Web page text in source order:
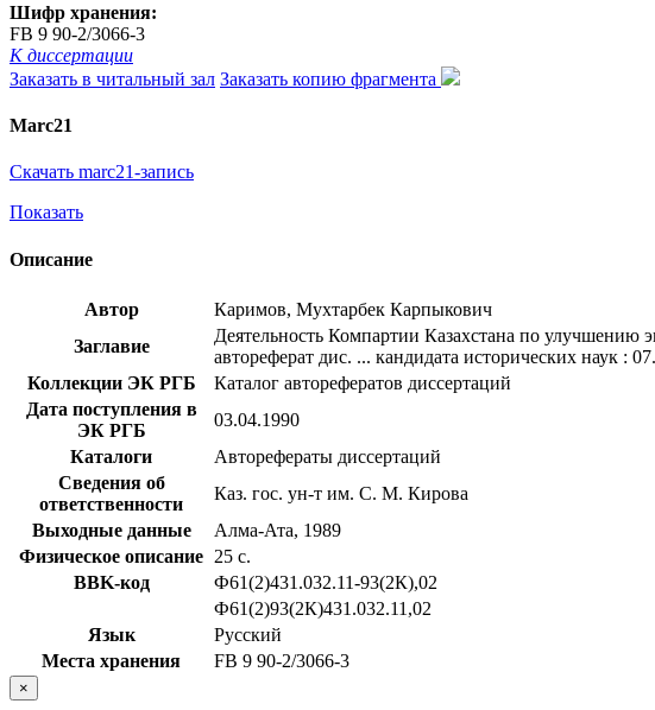
Шифр хранения:
FB 9 90-2/3066-3
К диссертации
Заказать в читальный зал Заказать копию фрагмента
Marc21
Скачать marc21-запись
Показать
Описание
Автор
Каримов, Мухтарбек Карпыкович
Заглавие
Деятельность Компартии Казахстана по улучшению
автореферат дис. ... кандидата исторических наук :
Коллекции ЭК РГБ
Каталог авторефератов диссертаций
Дата поступления в
ЭК РГБ
03.04.1990
Каталоги
Авторефераты диссертаций
Сведения об
ответственности
Каз. гос. ун-т им. С. М. Кирова
Выходные данные
Алма-Ата, 1989
Физическое описание 25 с.
BBK-код
Ф61(2)431.032.11-93(2К),02
Ф61(2)93(2К)431.032.11,02
Язык
Русский
Места хранения
FB 9 90-2/3066-3
×